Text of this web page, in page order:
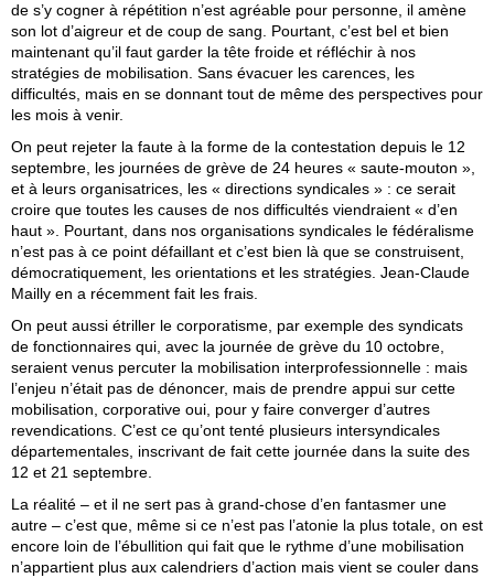
de s’y cogner à répétition n’est agréable pour personne, il amène
son lot d’aigreur et de coup de sang. Pourtant, c’est bel et bien
maintenant qu’il faut garder la tête froide et réfléchir à nos
stratégies de mobilisation. Sans évacuer les carences, les
difficultés, mais en se donnant tout de même des perspectives pour
les mois à venir.
On peut rejeter la faute à la forme de la contestation depuis le 12
septembre, les journées de grève de 24 heures « saute-mouton »,
et à leurs organisatrices, les « directions syndicales » : ce serait
croire que toutes les causes de nos difficultés viendraient « d’en
haut ». Pourtant, dans nos organisations syndicales le fédéralisme
n’est pas à ce point défaillant et c’est bien là que se construisent,
démocratiquement, les orientations et les stratégies. Jean-Claude
Mailly en a récemment fait les frais.
On peut aussi étriller le corporatisme, par exemple des syndicats
de fonctionnaires qui, avec la journée de grève du 10 octobre,
seraient venus percuter la mobilisation interprofessionnelle : mais
l’enjeu n’était pas de dénoncer, mais de prendre appui sur cette
mobilisation, corporative oui, pour y faire converger d’autres
revendications. C’est ce qu’ont tenté plusieurs intersyndicales
départementales, inscrivant de fait cette journée dans la suite des
12 et 21 septembre.
La réalité – et il ne sert pas à grand-chose d’en fantasmer une
autre – c’est que, même si ce n’est pas l’atonie la plus totale, on est
encore loin de l’ébullition qui fait que le rythme d’une mobilisation
n’appartient plus aux calendriers d’action mais vient se couler dans